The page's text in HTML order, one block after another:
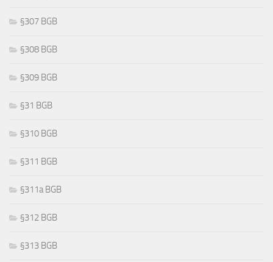
§307 BGB
§308 BGB
§309 BGB
§31 BGB
§310 BGB
§311 BGB
§311a BGB
§312 BGB
§313 BGB